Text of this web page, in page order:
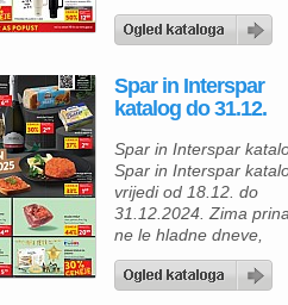
cenah, preverite spletno
trgovino SPAR Online,
ponudba! Izbrali smo
nekaj izdelkov, ki bodo
vsakdan še bolj udoben
prijeten. Potovalni
AIRCONIC 67 cm,
Naj bo vaše naslednje
Spar in Interspar
katalog do 31.12.
Spar in Interspar
Spar in Interspar
vrijedi od 18.12. do
31.12.2024. Zima
ne le hladne dneve,
temveč tudi priložnost,
ustvarite tople,